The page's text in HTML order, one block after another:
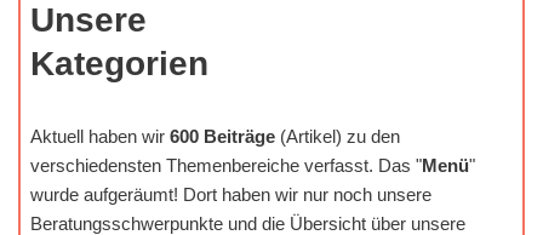
Unsere
Kategorien
Aktuell haben wir 600 Beiträge (Artikel) zu den
verschiedensten Themenbereiche verfasst. Das "Menü"
wurde aufgeräumt! Dort haben wir nur noch unsere
Beratungsschwerpunkte und die Übersicht über unsere